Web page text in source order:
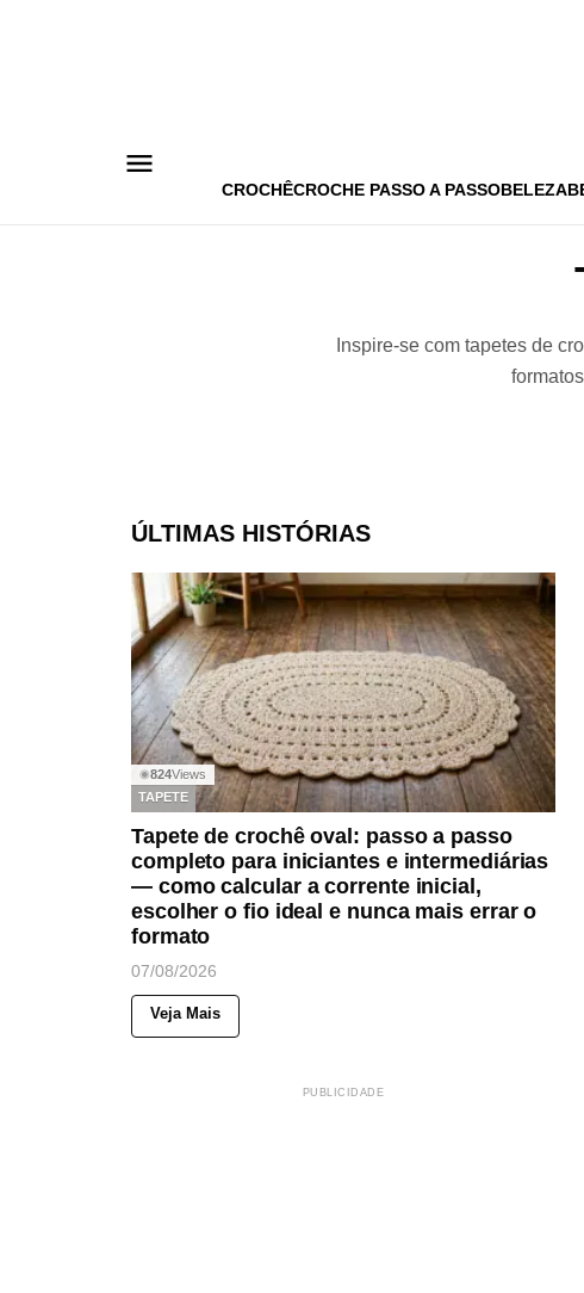
CROCHÊCROCHE PASSO A PASSOBELEZA
Inspire-se com tapetes de
ÚLTIMAS HISTÓRIAS
◉824Views
TAPETE
Tapete de crochê oval: passo a passo
completo para iniciantes e intermediárias
— como calcular a corrente inicial,
escolher o fio ideal e nunca mais errar o
formato
07/08/2026
Veja Mais
PUBLICIDADE